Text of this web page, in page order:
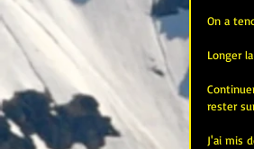
On a
Longer
rester
J'ai mis